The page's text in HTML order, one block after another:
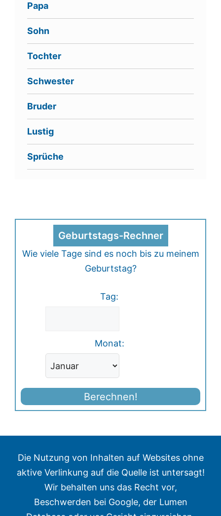
Papa
Sohn
Tochter
Schwester
Bruder
Lustig
Sprüche
Geburtstags-Rechner
Wie viele Tage sind es noch bis zu meinem
Geburtstag?
Tag:
Monat:
Berechnen!
Die Nutzung von Inhalten auf Websites ohne
aktive Verlinkung auf die Quelle ist untersagt!
Wir behalten uns das Recht vor,
Beschwerden bei Google, der Lumen